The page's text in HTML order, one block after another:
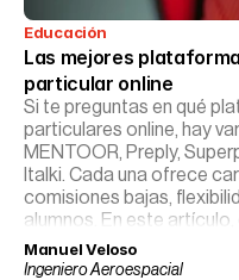
Educación
Las mejores
particular online
Si te preguntas en qué
particulares online, hay
MENTOOR, Preply,
Italki. Cada una ofrece
comisiones bajas,
alumnos. En este
plataformas para que
a tus necesidades y
Manuel Veloso
Ingeniero Aeroespacial